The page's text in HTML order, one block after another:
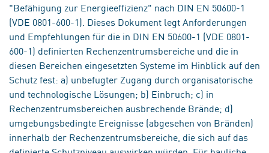
"Befähigung zur Energieeffizienz" nach DIN EN 50600-1
(VDE 0801-600-1). Dieses Dokument legt Anforderungen
und Empfehlungen für die in DIN EN 50600-1 (VDE 0801-
600-1) definierten Rechenzentrumsbereiche und die in
diesen Bereichen eingesetzten Systeme im Hinblick auf den
Schutz fest: a) unbefugter Zugang durch organisatorische
und technologische Lösungen; b) Einbruch; c) in
Rechenzentrumsbereichen ausbrechende Brände; d)
umgebungsbedingte Ereignisse (abgesehen von Bränden)
innerhalb der Rechenzentrumsbereiche, die sich auf das